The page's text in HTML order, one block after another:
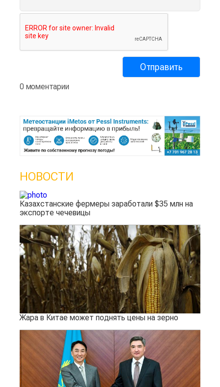
0 моментарии
НОВОСТИ
Казахстанские фермеры заработали $35 млн на
экспорте чечевицы
Жара в Китае может поднять цены на зерно